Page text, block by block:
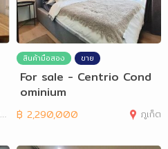
สินค้ามือสอง ขาย
For sale - Centrio Cond
ominium
฿ 2,290,000 ภูเก็ต